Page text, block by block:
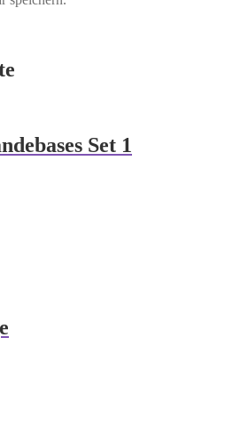
Set 1